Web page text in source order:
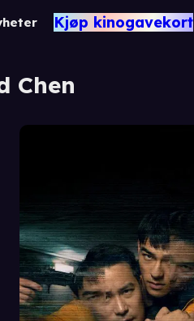
Kjøp kinogavekort
Chen